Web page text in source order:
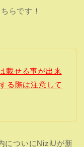
らです！
載せる事が出来
る際は注意して
についにNiziUが新